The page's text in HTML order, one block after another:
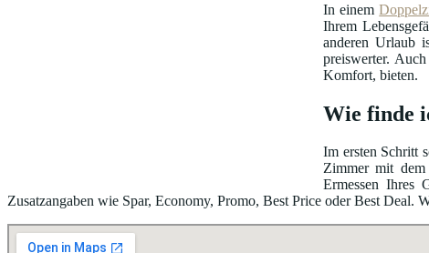
In einem
Ihrem
anderen Urlaub
preiswerter.
Komfort, bieten.
Wie finde
Im ersten Schritt
Zimmer mit dem
Ermessen Ihres
Zusatzangaben wie Spar, Economy, Promo, Best Price oder Best Deal.